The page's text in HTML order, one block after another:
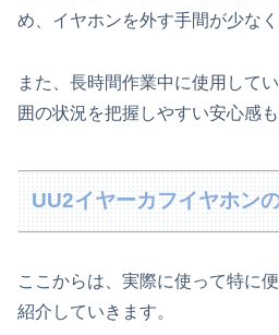
め、イヤホンを外す手間が少なく
また、長時間作業中に使用して
囲の状況を把握しやすい安心感も
UU2イヤーカフイヤホン
ここからは、実際に使って特に
紹介していきます。